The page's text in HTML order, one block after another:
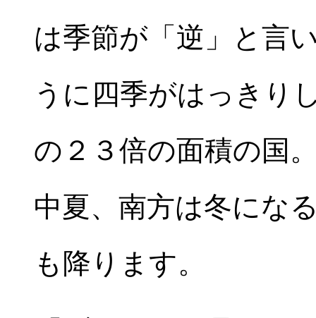
は季節が「逆」と言
うに四季がはっきり
の２３倍の面積の国
中夏、南方は冬にな
も降ります。